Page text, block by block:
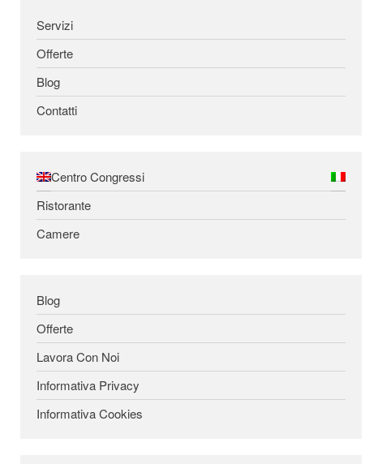
Servizi
Offerte
Blog
Contatti
Centro Congressi
Ristorante
Camere
Blog
Offerte
Lavora Con Noi
Informativa Privacy
Informativa Cookies